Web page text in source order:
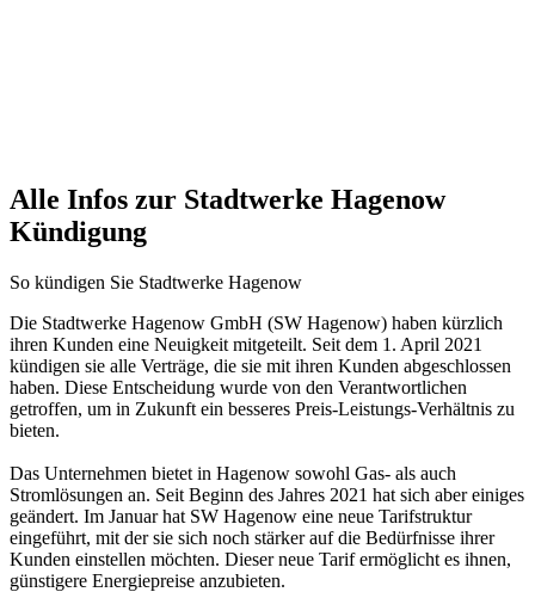
Alle Infos zur Stadtwerke Hagenow
Kündigung
So kündigen Sie Stadtwerke Hagenow
Die Stadtwerke Hagenow GmbH (SW Hagenow) haben kürzlich
ihren Kunden eine Neuigkeit mitgeteilt. Seit dem 1. April 2021
kündigen sie alle Verträge, die sie mit ihren Kunden abgeschlossen
haben. Diese Entscheidung wurde von den Verantwortlichen
getroffen, um in Zukunft ein besseres Preis-Leistungs-Verhältnis zu
bieten.
Das Unternehmen bietet in Hagenow sowohl Gas- als auch
Stromlösungen an. Seit Beginn des Jahres 2021 hat sich aber einiges
geändert. Im Januar hat SW Hagenow eine neue Tarifstruktur
eingeführt, mit der sie sich noch stärker auf die Bedürfnisse ihrer
Kunden einstellen möchten. Dieser neue Tarif ermöglicht es ihnen,
günstigere Energiepreise anzubieten.